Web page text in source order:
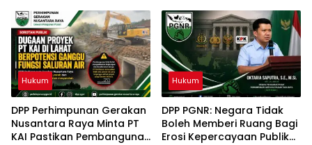
Hukum
DPP Perhimpunan Gerakan
Nusantara Raya Minta PT
KAI Pastikan Pembangunan
Hukum
DPP PGNR: Negara Tidak
Boleh Memberi Ruang Bagi
Erosi Kepercayaan Publik